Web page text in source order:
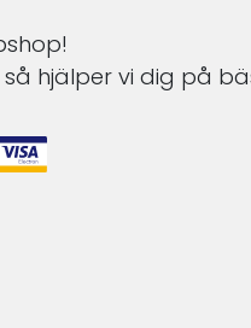
hjälper vi dig på